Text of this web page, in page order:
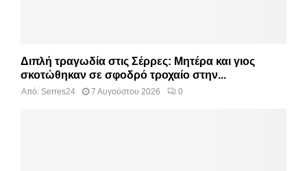
Διπλή τραγωδία στις Σέρρες: Μητέρα και γιος
σκοτώθηκαν σε σφοδρό τροχαίο στην...
Από: Serres24 7 Αυγούστου 2026 0